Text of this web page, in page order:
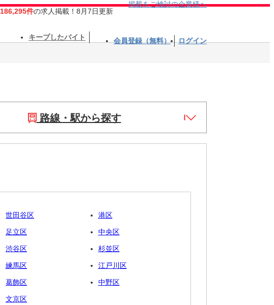
186,295件の求人掲載！8月7日更新
掲載をご検討の企業様へ
キープしたバイト 会員登録（無料） ログイン
路線・駅から探す
世田谷区 港区
足立区 中央区
渋谷区 杉並区
練馬区 江戸川区
葛飾区 中野区
文京区